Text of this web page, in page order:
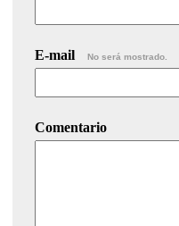
E-mail No será mostrado.
Comentario